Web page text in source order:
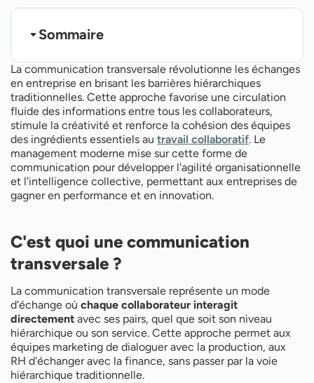
La communication transversale révolutionne les échanges
en entreprise en brisant les barrières hiérarchiques
traditionnelles. Cette approche favorise une circulation
fluide des informations entre tous les collaborateurs,
stimule la créativité et renforce la cohésion des équipes
des ingrédients essentiels au travail collaboratif. Le
management moderne mise sur cette forme de
communication pour développer l'agilité organisationnelle
et l'intelligence collective, permettant aux entreprises de
gagner en performance et en innovation.
C'est quoi une communication
transversale ?
La communication transversale représente un mode
d'échange où chaque collaborateur interagit
directement avec ses pairs, quel que soit son niveau
hiérarchique ou son service. Cette approche permet aux
équipes marketing de dialoguer avec la production, aux
RH d'échanger avec la finance, sans passer par la voie
hiérarchique traditionnelle.
Sommaire
C'est quoi une communication transversale ?
Les fondements d'une communication interne
efficace
Les atouts stratégiques de la communication
horizontale
Les piliers d'une communication transversale
réussie
Le circuit de l'information en entreprise
Les compétences clés du management
transversal
Comment améliorer la communication entre
services ?
Formation à la communication transversale